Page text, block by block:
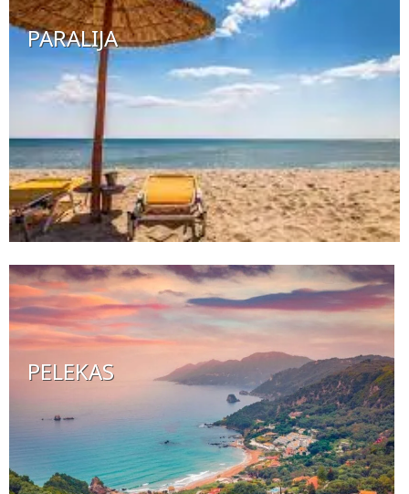
PARALIJA
PELEKAS